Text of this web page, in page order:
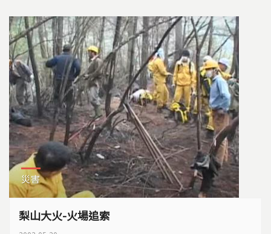
發展下，台灣森林百年來也呈現著不同面貌。 台灣的
森林占陸地面積的六成，不同海拔高度，分佈著不同的
林相樹種，...
災害
梨山大火-火場追索